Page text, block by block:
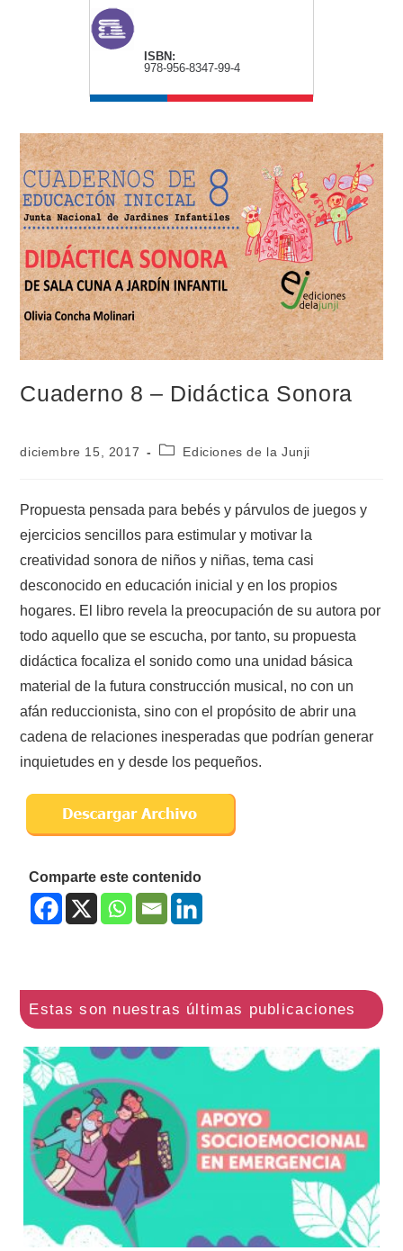
ISBN:
978-956-8347-99-4
Cuaderno 8 – Didáctica Sonora
diciembre 15, 2017 Ediciones de la Junji
Propuesta pensada para bebés y párvulos de juegos y
ejercicios sencillos para estimular y motivar la
creatividad sonora de niños y niñas, tema casi
desconocido en educación inicial y en los propios
hogares. El libro revela la preocupación de su autora por
todo aquello que se escucha, por tanto, su propuesta
didáctica focaliza el sonido como una unidad básica
material de la futura construcción musical, no con un
afán reduccionista, sino con el propósito de abrir una
cadena de relaciones inesperadas que podrían generar
inquietudes en y desde los pequeños.
Comparte este contenido